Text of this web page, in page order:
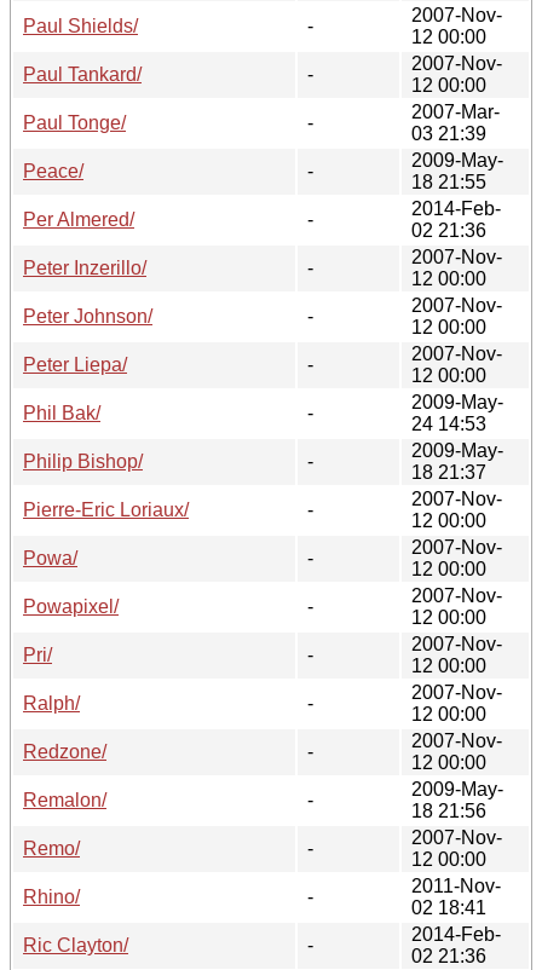
Paul Shields/
-
2007-Nov-
12 00:00
Paul Tankard/
-
2007-Nov-
12 00:00
Paul Tonge/
-
2007-Mar-
03 21:39
Peace/
-
2009-May-
18 21:55
Per Almered/
-
2014-Feb-
02 21:36
Peter Inzerillo/
-
2007-Nov-
12 00:00
Peter Johnson/
-
2007-Nov-
12 00:00
Peter Liepa/
-
2007-Nov-
12 00:00
Phil Bak/
-
2009-May-
24 14:53
Philip Bishop/
-
2009-May-
18 21:37
Pierre-Eric Loriaux/
-
2007-Nov-
12 00:00
Powa/
-
2007-Nov-
12 00:00
Powapixel/
-
2007-Nov-
12 00:00
Pri/
-
2007-Nov-
12 00:00
Ralph/
-
2007-Nov-
12 00:00
Redzone/
-
2007-Nov-
12 00:00
Remalon/
-
2009-May-
18 21:56
Remo/
-
2007-Nov-
12 00:00
Rhino/
-
2011-Nov-
02 18:41
Ric Clayton/
-
2014-Feb-
02 21:36